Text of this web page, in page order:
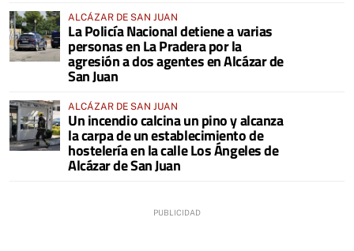
ALCÁZAR DE SAN JUAN
La Policía Nacional detiene a varias
personas en La Pradera por la
agresión a dos agentes en Alcázar de
San Juan
ALCÁZAR DE SAN JUAN
Un incendio calcina un pino y alcanza
la carpa de un establecimiento de
hostelería en la calle Los Ángeles de
Alcázar de San Juan